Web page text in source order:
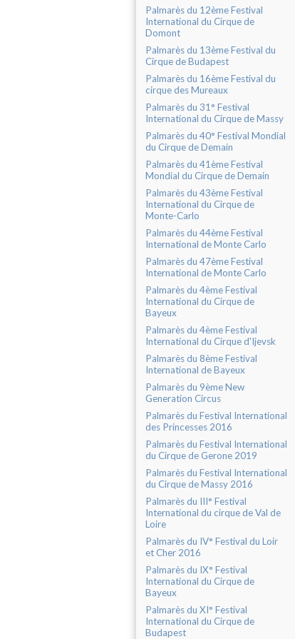
Palmarès du 12ème Festival
International du Cirque de
Domont
Palmarès du 13ème Festival du
Cirque de Budapest
Palmarès du 16ème Festival du
cirque des Mureaux
Palmarès du 31° Festival
International du Cirque de Massy
Palmarès du 40° Festival Mondial
du Cirque de Demain
Palmarès du 41ème Festival
Mondial du Cirque de Demain
Palmarès du 43ème Festival
International du Cirque de
Monte-Carlo
Palmarès du 44ème Festival
International de Monte Carlo
Palmarès du 47ème Festival
International de Monte Carlo
Palmarès du 4ème Festival
International du Cirque de
Bayeux
Palmarès du 4ème Festival
International du Cirque d'Ijevsk
Palmarès du 8ème Festival
International de Bayeux
Palmarès du 9ème New
Generation Circus
Palmarès du Festival International
des Princesses 2016
Palmarès du Festival International
du Cirque de Gerone 2019
Palmarès du Festival International
du Cirque de Massy 2016
Palmarès du III° Festival
International du cirque de Val de
Loire
Palmarès du IV° Festival du Loir
et Cher 2016
Palmarès du IX° Festival
International du Cirque de
Bayeux
Palmarès du XI° Festival
International du Cirque de
Budapest